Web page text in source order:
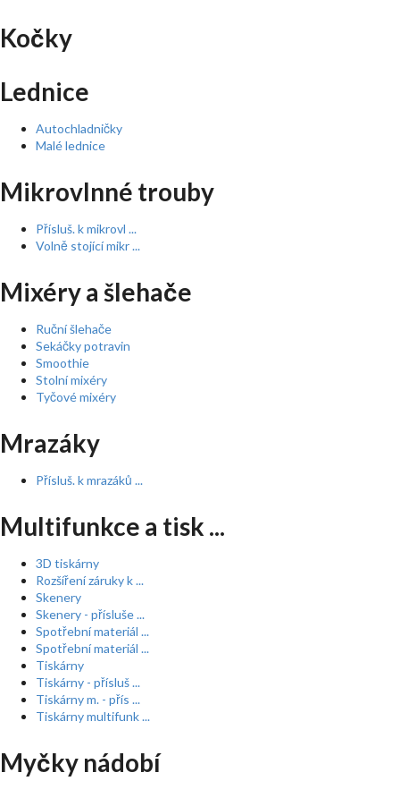
Kočky
Lednice
Autochladničky
Malé lednice
Mikrovlnné trouby
Přísluš. k mikrovl ...
Volně stojící mikr ...
Mixéry a šlehače
Ruční šlehače
Sekáčky potravin
Smoothie
Stolní mixéry
Tyčové mixéry
Mrazáky
Přísluš. k mrazáků ...
Multifunkce a tisk ...
3D tiskárny
Rozšíření záruky k ...
Skenery
Skenery - přísluše ...
Spotřební materiál ...
Spotřební materiál ...
Tiskárny
Tiskárny - přísluš ...
Tiskárny m. - přís ...
Tiskárny multifunk ...
Myčky nádobí